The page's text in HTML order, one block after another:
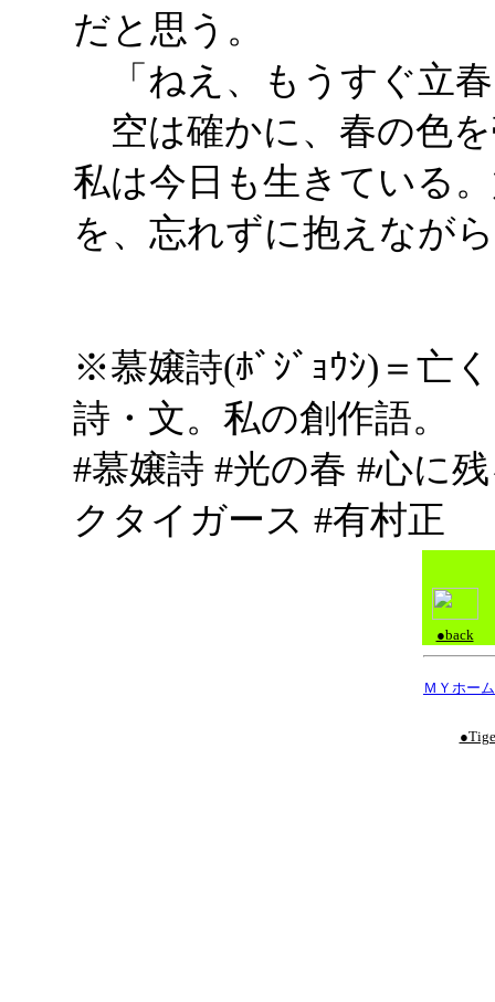
だと思う。
「ねえ、もうすぐ立
空は確かに、春の色
私は今日も生きている
を、忘れずに抱えなが
※慕嬢詩(ﾎﾞｼﾞｮｳｼ)＝亡
詩・文。私の創作語。
#慕嬢詩 #光の春 #心に
クタイガース #有村正
●back
ＭＹホー